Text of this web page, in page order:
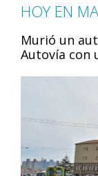
HOY EN
Murió un
Autovía con